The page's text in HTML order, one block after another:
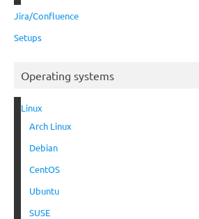
Jira/Confluence
Setups
Operating systems
Linux
Arch Linux
Debian
CentOS
Ubuntu
SUSE